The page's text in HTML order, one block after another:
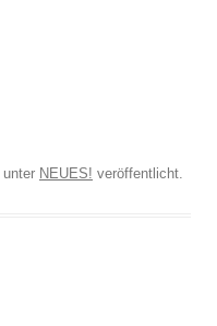
unter NEUES! veröffentlicht.